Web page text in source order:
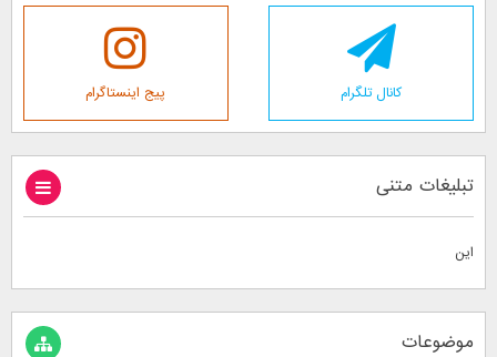
کانال تلگرام پیج اینستاگرام
تبلیغات متنی
این
موضوعات